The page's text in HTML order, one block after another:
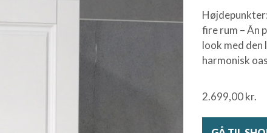
fire rum –
look med
harmonisk
2.699,00kr.